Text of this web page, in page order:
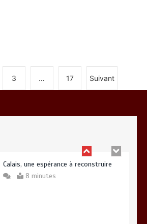
3 … 17 Suivant
Fin de vie : l’ultime liberté…
Calais, une espérance à reconstruire
8 minutes